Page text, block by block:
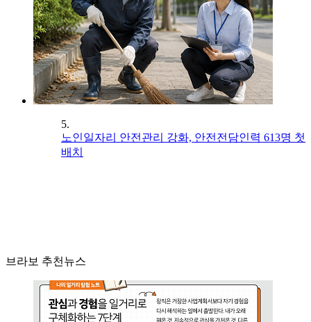
5.
노인일자리 안전관리 강화, 안전전담인력 613명 첫
배치
브라보 추천뉴스